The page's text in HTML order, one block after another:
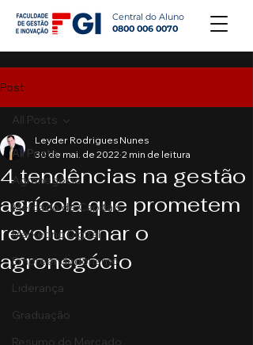
Central do Aluno
0800 006 0070
Post
All Posts
Agronegócio
Mercado de Capitais
Marketing Digital
Empreendedorismo
Liderança
Graduação
Resumo do Mercado
All Posts
4 tendências na gestão
agrícola que prometem
revolucionar o
agronegócio
Leyder Rodrigues Nunes
30 de mai. de 2022 2 min de leitura